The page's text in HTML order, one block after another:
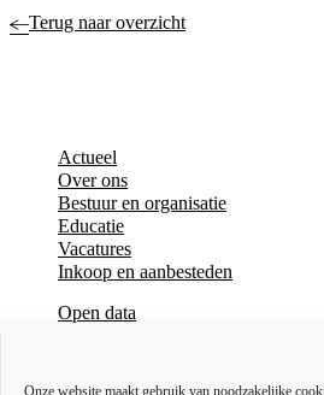
Onze website maakt gebruik van noodzakelijke
Terug naar overzicht
Actueel
Over ons
Bestuur en organisatie
Educatie
Vacatures
Inkoop en aanbesteden
Open data